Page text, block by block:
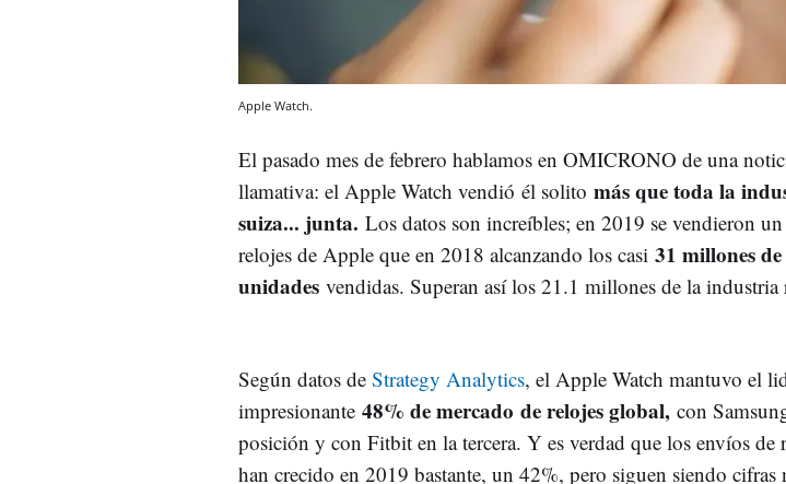
Apple Watch.
El pasado mes de febrero hablamos en OMICRONO de una
llamativa: el Apple Watch vendió él solito más que toda la
suiza... junta. Los datos son increíbles; en 2019 se vendieron
relojes de Apple que en 2018 alcanzando los casi 31 millones de
unidades vendidas. Superan así los 21.1 millones de la industria
Según datos de Strategy Analytics, el Apple Watch mantuvo el
impresionante 48% de mercado de relojes global, con
posición y con Fitbit en la tercera. Y es verdad que los envíos de
han crecido en 2019 bastante, un 42%, pero siguen siendo cifras